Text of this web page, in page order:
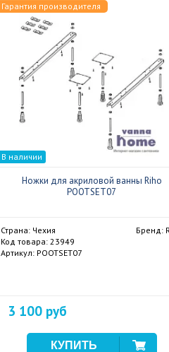
Гарантия производителя
В наличии
Ножки для акриловой ванны Riho
POOTSET07
Страна: Чехия
Бренд:
Код товара: 23949
Артикул: POOTSET07
3 100 руб